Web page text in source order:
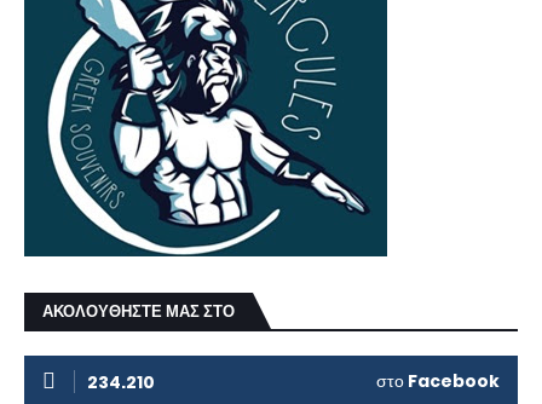
ΑΚΟΛΟΥΘΗΣΤΕ ΜΑΣ ΣΤΟ
234.210 στο Facebook